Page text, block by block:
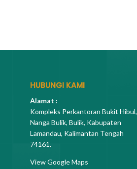
HUBUNGI KAMI
Alamat :
Kompleks Perkantoran Bukit Hibul,
Nanga Bulik, Bulik, Kabupaten
Lamandau, Kalimantan Tengah
74161.
View Google Maps